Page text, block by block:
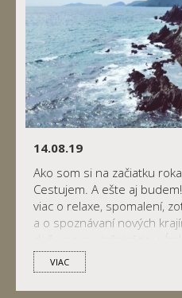
14.08.19
Ako som si na začiatku
Cestujem. A ešte aj
viac o relaxe, spomalení,
a o spoznávaní nových
to môj útek zo slovenských
VIAC